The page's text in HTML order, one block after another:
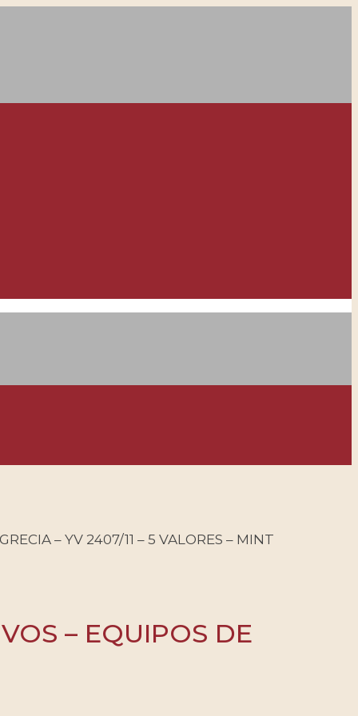
– YV 2407/11 – 5 VALORES – MINT
– EQUIPOS DE